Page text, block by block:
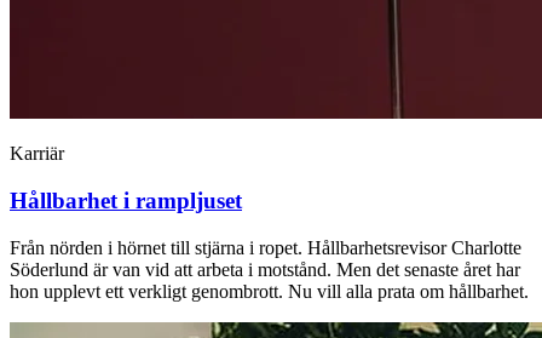
Karriär
Hållbarhet i rampljuset
Från nörden i hörnet till stjärna i ropet. Hållbarhetsrevisor Charlotte
Söderlund är van vid att arbeta i motstånd. Men det senaste året har
hon upplevt ett verkligt genombrott. Nu vill alla prata om hållbarhet.